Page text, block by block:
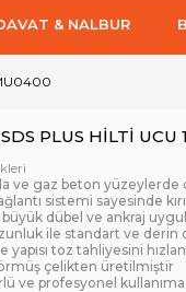
& NALBUR
PLUS HİLTİ
ve gaz beton
sistemi sayesinde
büyük dübel ve ankraj
ile standart ve derin
yapısı toz tahliyesini
çelikten üretilmiştir
ve profesyonel